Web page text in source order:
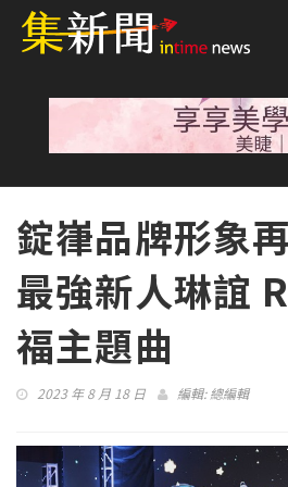
錠嵂品牌形象
最強新人琳誼
福主題曲
2023 年 8 月 18 日 編輯:總編輯